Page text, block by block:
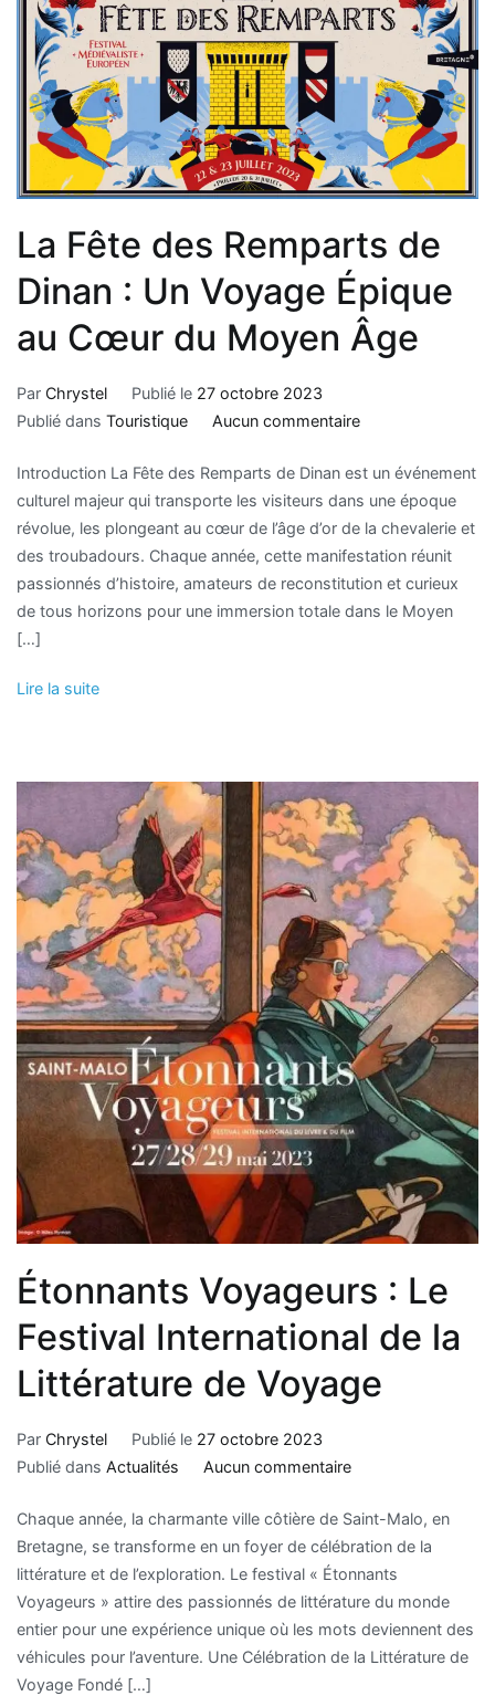
La Fête des Remparts de
Dinan : Un Voyage Épique
au Cœur du Moyen Âge
Par Chrystel Publié le 27 octobre 2023
Publié dans Touristique Aucun commentaire
Introduction La Fête des Remparts de Dinan est un événement
culturel majeur qui transporte les visiteurs dans une époque
révolue, les plongeant au cœur de l’âge d’or de la chevalerie et
des troubadours. Chaque année, cette manifestation réunit
passionnés d’histoire, amateurs de reconstitution et curieux
de tous horizons pour une immersion totale dans le Moyen
[…]
Lire la suite
Étonnants Voyageurs : Le
Festival International de la
Littérature de Voyage
Par Chrystel Publié le 27 octobre 2023
Publié dans Actualités Aucun commentaire
Chaque année, la charmante ville côtière de Saint-Malo, en
Bretagne, se transforme en un foyer de célébration de la
littérature et de l’exploration. Le festival « Étonnants
Voyageurs » attire des passionnés de littérature du monde
entier pour une expérience unique où les mots deviennent des
véhicules pour l’aventure. Une Célébration de la Littérature de
Voyage Fondé […]